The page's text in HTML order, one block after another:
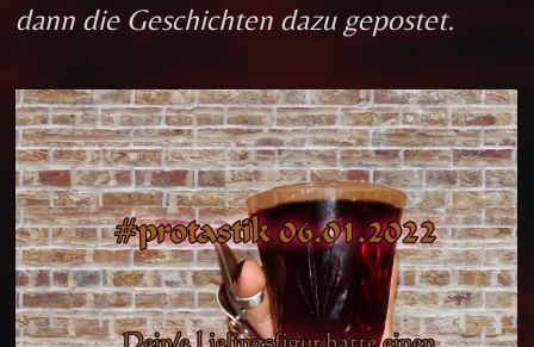
dann die Geschichten dazu gepostet.